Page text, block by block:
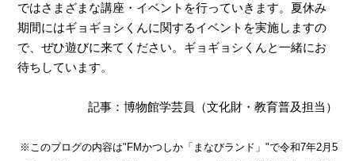
ではさまざまな講座・イベントを行っていきます。夏休み
期間にはギョギョシくんに関するイベントを実施しますの
で、ぜひ遊びに来てください。ギョギョシくんと一緒にお
待ちしています。
記事：博物館学芸員（文化財・教育普及担当）
※このブログの内容は"FMかつしか「まなびランド」"で令和7年2月5